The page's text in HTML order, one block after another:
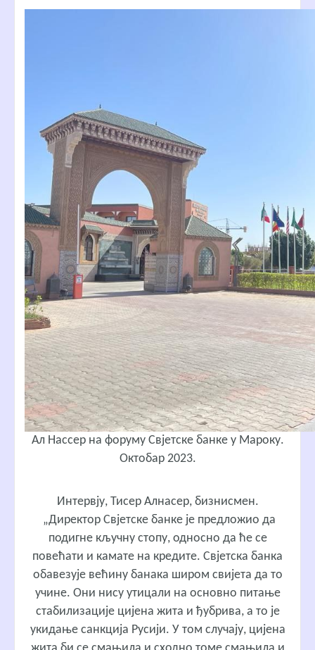
Ал Нассер на форуму Свјетске банке у Мароку.
Октобар 2023.
Интервју, Тисер Алнасер, бизнисмен.
„Директор Свјетске банке је предложио да
подигне кључну стопу, односно да ће се
повећати и камате на кредите. Свјетска банка
обавезује већину банака широм свијета да то
учине. Они нису утицали на основно питање
стабилизације цијена жита и ђубрива, а то је
укидање санкција Русији. У том случају, цијена